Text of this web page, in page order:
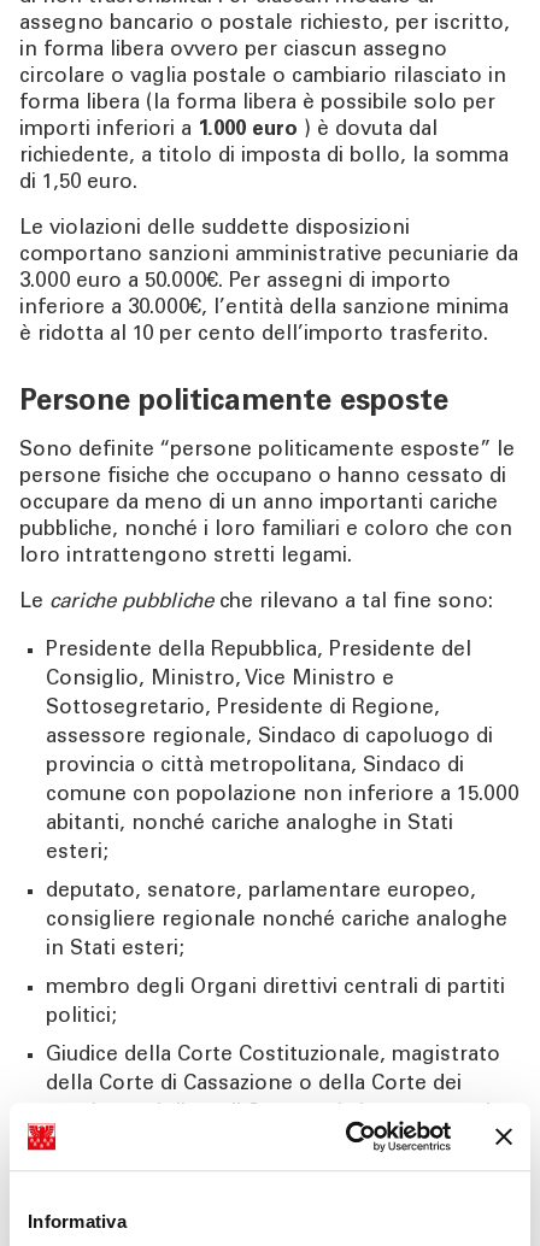
Informativa
assegno bancario o postale richiesto, per iscritto,
in forma libera ovvero per ciascun assegno
circolare o vaglia postale o cambiario rilasciato in
forma libera (la forma libera è possibile solo per
importi inferiori a 1.000 euro ) è dovuta dal
richiedente, a titolo di imposta di bollo, la somma
di 1,50 euro.
Le violazioni delle suddette disposizioni
comportano sanzioni amministrative pecuniarie da
3.000 euro a 50.000€. Per assegni di importo
inferiore a 30.000€, l’entità della sanzione minima
è ridotta al 10 per cento dell’importo trasferito.
Persone politicamente esposte
Sono definite “persone politicamente esposte” le
persone fisiche che occupano o hanno cessato di
occupare da meno di un anno importanti cariche
pubbliche, nonché i loro familiari e coloro che con
loro intrattengono stretti legami.
Le cariche pubblicheche rilevano a tal fine sono:
Presidente della Repubblica, Presidente del
Consiglio, Ministro, Vice Ministro e
Sottosegretario, Presidente di Regione,
assessore regionale, Sindaco di capoluogo di
provincia o città metropolitana, Sindaco di
comune con popolazione non inferiore a 15.000
abitanti, nonché cariche analoghe in Stati
esteri;
deputato, senatore, parlamentare europeo,
consigliere regionale nonché cariche analoghe
in Stati esteri;
membro degli Organi direttivi centrali di partiti
politici;
Giudice della Corte Costituzionale, magistrato
della Corte di Cassazione o della Corte dei
del Consiglio di Giustizia Amministrativa per la
Regione siciliana, nonché cariche analoghe in